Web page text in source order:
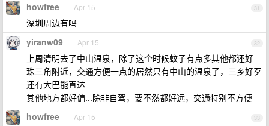
31
howfree Apr 15
深圳周边有吗
32
yiranw09 Apr 15
上周清明去了中山温泉，除了这个时候蚊子有点多其他都还好
珠三角附近，交通方便一点的居然只有中山的温泉了，三乡好歹
还有大巴能直达
其他地方都好偏...除非自驾，要不然都好远，交通特别不方便
33
howfree Apr 15